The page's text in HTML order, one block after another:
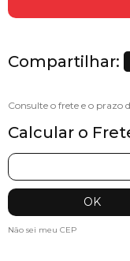
Compartilhar:
Calcular o
Não sei meu CEP